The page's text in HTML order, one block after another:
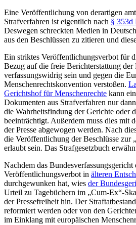
Eine Veröffentlichung von derartigen
Strafverfahren ist eigentlich nach § 353d
Deswegen schreckten Medien in
aus den Beschlüssen zu zitieren und
Ein striktes Veröffentlichungsverbot für
Bezug auf die freie Berichterstattung der
verfassungswidrig sein und gegen die
Menschenrechtskonvention verstoßen.
Gerichtshof für Menschenrechte kann
Dokumenten aus Strafverfahren nur
die Wahrheitsfindung der Gerichte oder
beeinträchtigt. Außerdem muss dies mit
der Presse abgewogen werden. Nach
die Veröffentlichung der Beschlüsse zur
erlaubt sein. Das Strafgesetzbuch
Nachdem das Bundesverfassungsgericht
Veröffentlichungsverbot in älteren
durchgewunken hat, wies der
Urteil zu Tagebüchern im „Cum-Ex“-
der Pressefreiheit hin. Der
reformiert werden oder von den
im Einklang mit europäischen